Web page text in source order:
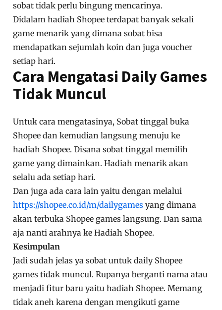
sobat tidak perlu bingung mencarinya.
Didalam hadiah Shopee terdapat banyak sekali
game menarik yang dimana sobat bisa
mendapatkan sejumlah koin dan juga voucher
setiap hari.
Cara Mengatasi Daily Games
Tidak Muncul
Untuk cara mengatasinya, Sobat tinggal buka
Shopee dan kemudian langsung menuju ke
hadiah Shopee. Disana sobat tinggal memilih
game yang dimainkan. Hadiah menarik akan
selalu ada setiap hari.
Dan juga ada cara lain yaitu dengan melalui
https://shopee.co.id/m/dailygames yang dimana
akan terbuka Shopee games langsung. Dan sama
aja nanti arahnya ke Hadiah Shopee.
Kesimpulan
Jadi sudah jelas ya sobat untuk daily Shopee
games tidak muncul. Rupanya berganti nama atau
menjadi fitur baru yaitu hadiah Shopee. Memang
tidak aneh karena dengan mengikuti game